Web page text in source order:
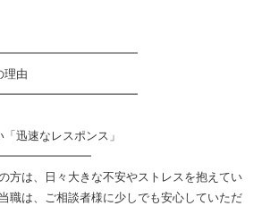
由
迅速なレスポンス」
方は、日々大きな不安やストレスを抱えてい
職は、ご相談者様に少しでも安心していただ